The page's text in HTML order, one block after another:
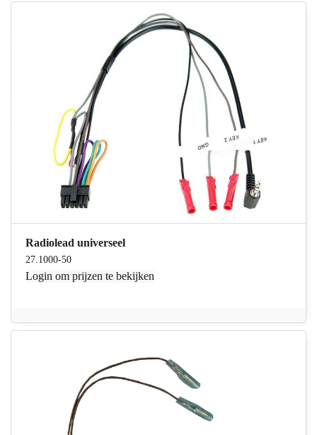
Radiolead universeel
27.1000-50
Login om prijzen te bekijken